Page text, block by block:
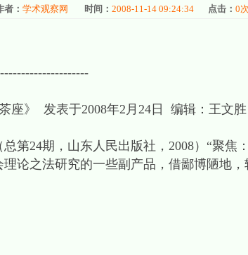
者： 学术观察网 时间： 2008-11-14 09:24:34 点击： 0次
座》 发表于2008年2月24日 编辑：王文胜
第24期，山东人民出版社，2008）“聚焦
论之法研究的一些副产品，借鄙博陋地